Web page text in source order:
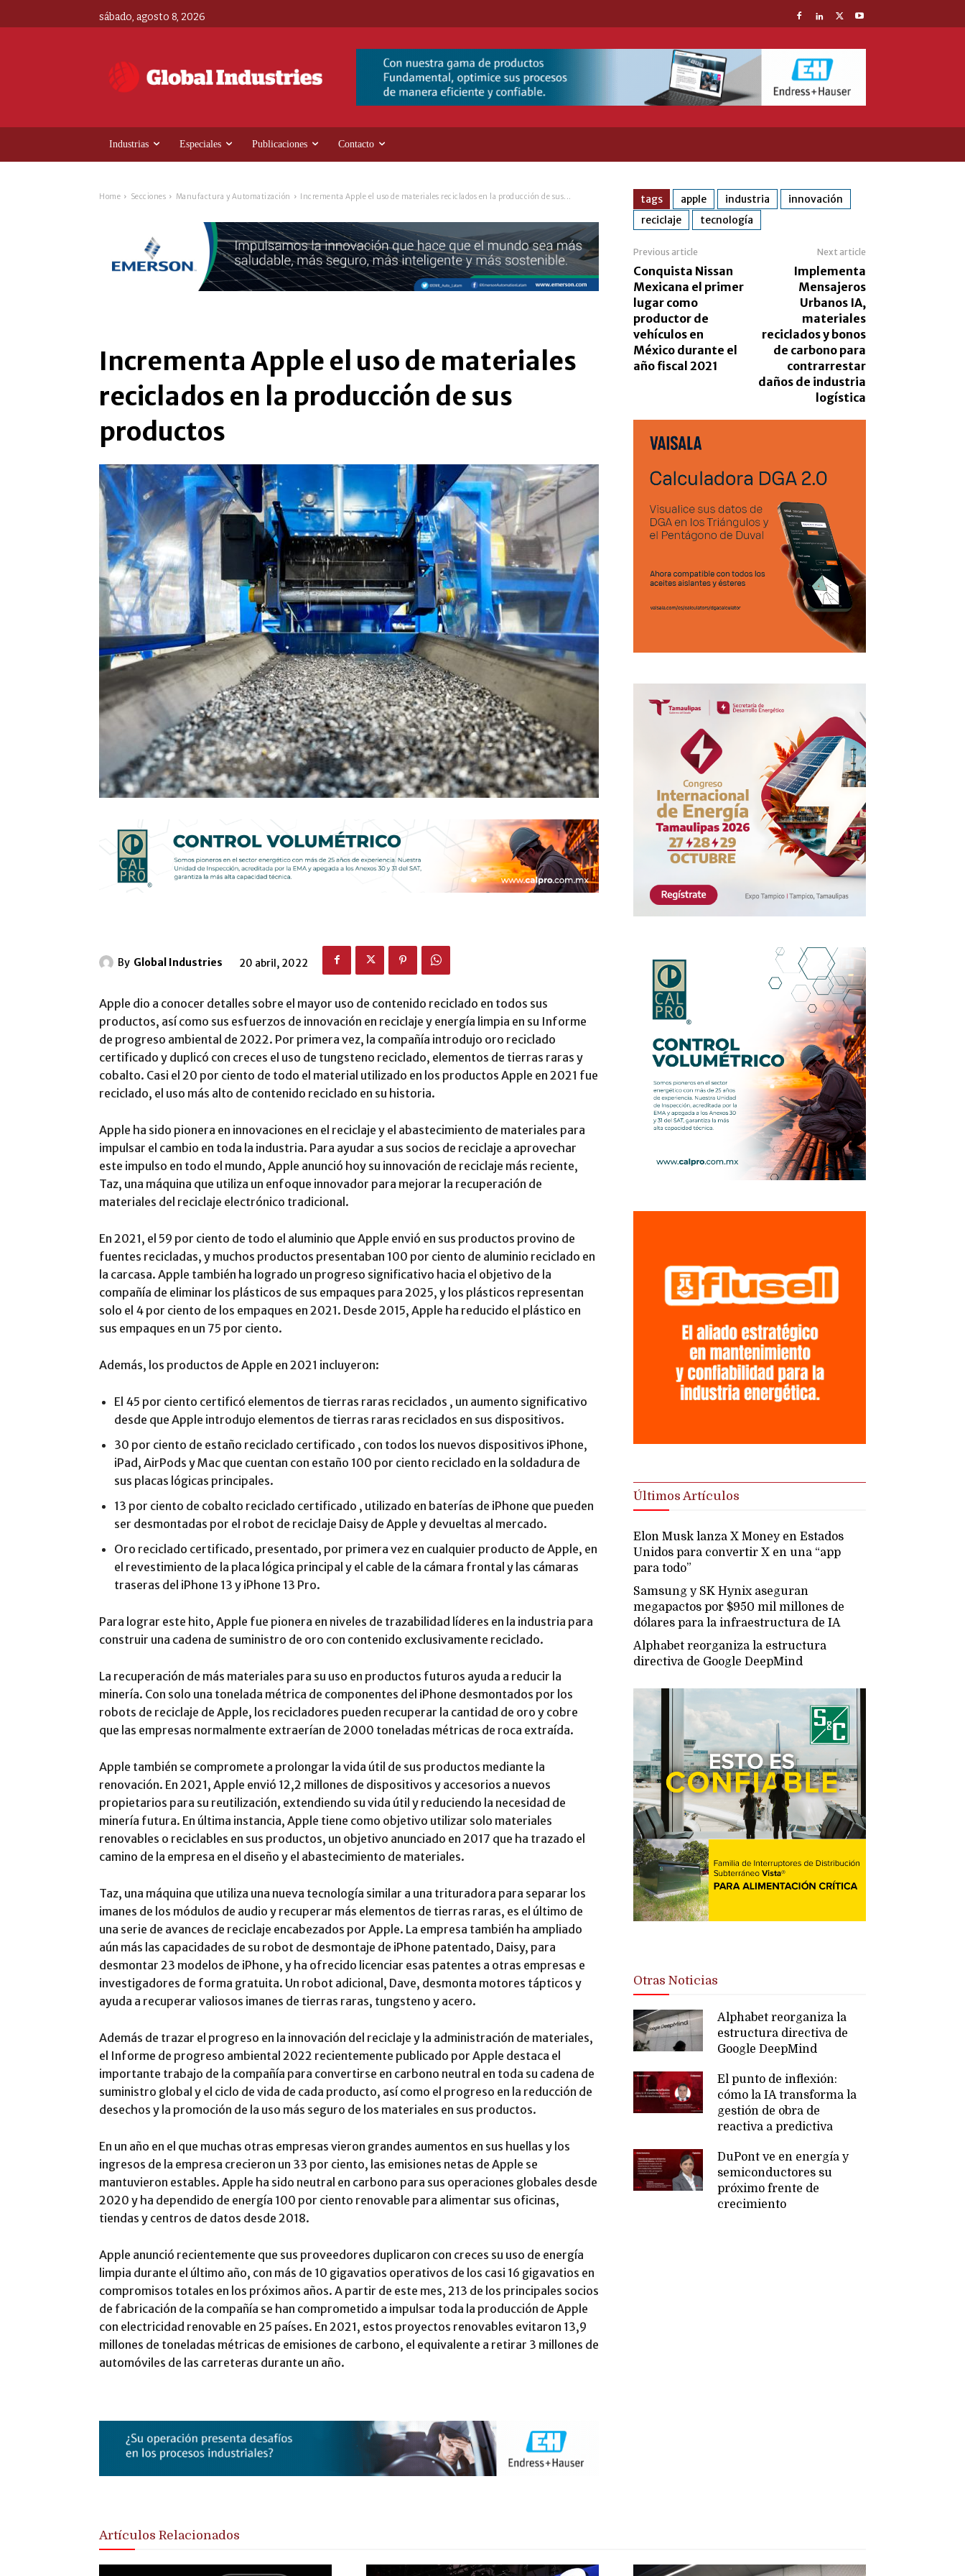
sábado, agosto 8, 2026
Industrias Especiales Publicaciones Contacto
Home Secciones Manufactura y Automatización Incrementa Apple el uso de materiales reciclados en la producción de sus...
Incrementa Apple el uso de materiales
reciclados en la producción de sus
productos
By Global Industries 20 abril, 2022
Apple dio a conocer detalles sobre el mayor uso de contenido reciclado en todos sus
productos, así como sus esfuerzos de innovación en reciclaje y energía limpia en su Informe
de progreso ambiental de 2022. Por primera vez, la compañía introdujo oro reciclado
certificado y duplicó con creces el uso de tungsteno reciclado, elementos de tierras raras y
cobalto. Casi el 20 por ciento de todo el material utilizado en los productos Apple en 2021 fue
reciclado, el uso más alto de contenido reciclado en su historia.
Apple ha sido pionera en innovaciones en el reciclaje y el abastecimiento de materiales para
impulsar el cambio en toda la industria. Para ayudar a sus socios de reciclaje a aprovechar
este impulso en todo el mundo, Apple anunció hoy su innovación de reciclaje más reciente,
Taz, una máquina que utiliza un enfoque innovador para mejorar la recuperación de
materiales del reciclaje electrónico tradicional.
En 2021, el 59 por ciento de todo el aluminio que Apple envió en sus productos provino de
fuentes recicladas, y muchos productos presentaban 100 por ciento de aluminio reciclado en
la carcasa. Apple también ha logrado un progreso significativo hacia el objetivo de la
compañía de eliminar los plásticos de sus empaques para 2025, y los plásticos representan
solo el 4 por ciento de los empaques en 2021. Desde 2015, Apple ha reducido el plástico en
sus empaques en un 75 por ciento.
Además, los productos de Apple en 2021 incluyeron:
El 45 por ciento certificó elementos de tierras raras reciclados , un aumento significativo
desde que Apple introdujo elementos de tierras raras reciclados en sus dispositivos.
30 por ciento de estaño reciclado certificado , con todos los nuevos dispositivos iPhone,
iPad, AirPods y Mac que cuentan con estaño 100 por ciento reciclado en la soldadura de
sus placas lógicas principales.
13 por ciento de cobalto reciclado certificado , utilizado en baterías de iPhone que pueden
ser desmontadas por el robot de reciclaje Daisy de Apple y devueltas al mercado.
Oro reciclado certificado, presentado, por primera vez en cualquier producto de Apple, en
el revestimiento de la placa lógica principal y el cable de la cámara frontal y las cámaras
traseras del iPhone 13 y iPhone 13 Pro.
Para lograr este hito, Apple fue pionera en niveles de trazabilidad líderes en la industria para
construir una cadena de suministro de oro con contenido exclusivamente reciclado.
La recuperación de más materiales para su uso en productos futuros ayuda a reducir la
minería. Con solo una tonelada métrica de componentes del iPhone desmontados por los
robots de reciclaje de Apple, los recicladores pueden recuperar la cantidad de oro y cobre
que las empresas normalmente extraerían de 2000 toneladas métricas de roca extraída.
Apple también se compromete a prolongar la vida útil de sus productos mediante la
renovación. En 2021, Apple envió 12,2 millones de dispositivos y accesorios a nuevos
propietarios para su reutilización, extendiendo su vida útil y reduciendo la necesidad de
minería futura. En última instancia, Apple tiene como objetivo utilizar solo materiales
renovables o reciclables en sus productos, un objetivo anunciado en 2017 que ha trazado el
camino de la empresa en el diseño y el abastecimiento de materiales.
Taz, una máquina que utiliza una nueva tecnología similar a una trituradora para separar los
imanes de los módulos de audio y recuperar más elementos de tierras raras, es el último de
una serie de avances de reciclaje encabezados por Apple. La empresa también ha ampliado
aún más las capacidades de su robot de desmontaje de iPhone patentado, Daisy, para
desmontar 23 modelos de iPhone, y ha ofrecido licenciar esas patentes a otras empresas e
investigadores de forma gratuita. Un robot adicional, Dave, desmonta motores tápticos y
ayuda a recuperar valiosos imanes de tierras raras, tungsteno y acero.
Además de trazar el progreso en la innovación del reciclaje y la administración de materiales,
el Informe de progreso ambiental 2022 recientemente publicado por Apple destaca el
importante trabajo de la compañía para convertirse en carbono neutral en toda su cadena de
suministro global y el ciclo de vida de cada producto, así como el progreso en la reducción de
desechos y la promoción de la uso más seguro de los materiales en sus productos.
En un año en el que muchas otras empresas vieron grandes aumentos en sus huellas y los
ingresos de la empresa crecieron un 33 por ciento, las emisiones netas de Apple se
mantuvieron estables. Apple ha sido neutral en carbono para sus operaciones globales desde
2020 y ha dependido de energía 100 por ciento renovable para alimentar sus oficinas,
tiendas y centros de datos desde 2018.
Apple anunció recientemente que sus proveedores duplicaron con creces su uso de energía
limpia durante el último año, con más de 10 gigavatios operativos de los casi 16 gigavatios en
compromisos totales en los próximos años. A partir de este mes, 213 de los principales socios
de fabricación de la compañía se han comprometido a impulsar toda la producción de Apple
con electricidad renovable en 25 países. En 2021, estos proyectos renovables evitaron 13,9
millones de toneladas métricas de emisiones de carbono, el equivalente a retirar 3 millones de
automóviles de las carreteras durante un año.
tags apple industria
innovación
reciclaje
tecnología
Previous article
Conquista Nissan
Mexicana el primer
lugar como
productor de
vehículos en
México durante el
año fiscal 2021
Next article
Implementa
Mensajeros
Urbanos IA,
materiales
reciclados y bonos
de carbono para
contrarrestar
daños de industria
logística
Últimos Artículos
Elon Musk lanza X Money en Estados
Unidos para convertir X en una “app
para todo”
Samsung y SK Hynix aseguran
megapactos por $950 mil millones de
dólares para la infraestructura de IA
Alphabet reorganiza la estructura
directiva de Google DeepMind
Otras Noticias
Alphabet reorganiza la
estructura directiva de
Google DeepMind
El punto de inflexión:
cómo la IA transforma la
gestión de obra de
reactiva a predictiva
DuPont ve en energía y
semiconductores su
próximo frente de
crecimiento
Artículos Relacionados